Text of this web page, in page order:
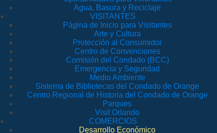
Agua, Basura y Reciclaje
VISITANTES
Página de Inicio para Visitantes
Arte y Cultura
Protección al Consumidor
Centro de Convenciones
Comisión del Condado (BCC)
Emergencia y Seguridad
Medio Ambiente
Sistema de Bibliotecas del Condado de Orange
Centro Regional de Historia del Condado de Orange
Parques
Visit Orlando
COMERCIOS
Desarrollo Económico